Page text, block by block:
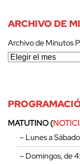
ARCHIVO DE
Archivo de Minutos
MATUTINO (
– Lunes a
– Domingos, de